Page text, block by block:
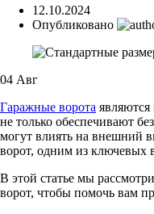
12.10.2024
Опубликовано
04 Авг
Гаражные ворота
не только обеспечивают
могут влиять на внешний
ворот, одним из ключевых
В этой статье мы
ворот, чтобы помочь вам